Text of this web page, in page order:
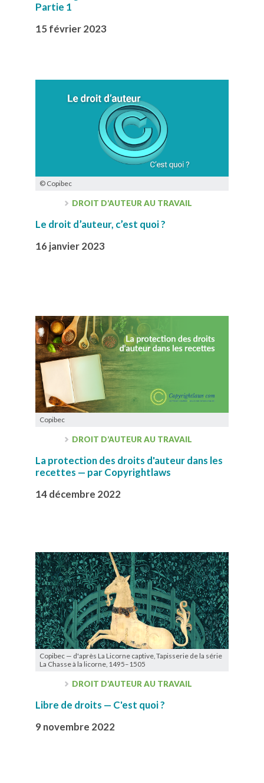
Partie 1
15 février 2023
© Copibec
DROIT D’AUTEUR AU TRAVAIL
Le droit d’auteur, c’est quoi ?
16 janvier 2023
Copibec
DROIT D’AUTEUR AU TRAVAIL
La protection des droits d'auteur dans les
recettes — par Copyrightlaws
14 décembre 2022
Copibec — d'après La Licorne captive, Tapisserie de la série
La Chasse à la licorne, 1495–1505
DROIT D’AUTEUR AU TRAVAIL
Libre de droits — C'est quoi ?
9 novembre 2022